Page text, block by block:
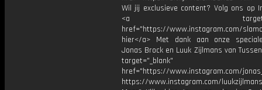
Wil jij exclusieve content? Volg ons op
<a
href="https://www.instagram.com/
hier</a> Met dank aan onze
Jonas Brock en Luuk Zijlmans van
target="_blank"
href="https://www.instagram.com/
https://www.instagram.com/